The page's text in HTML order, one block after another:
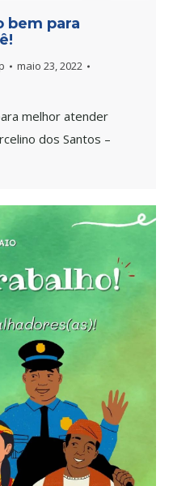
bem para
maio 23, 2022
melhor atender
dos Santos –